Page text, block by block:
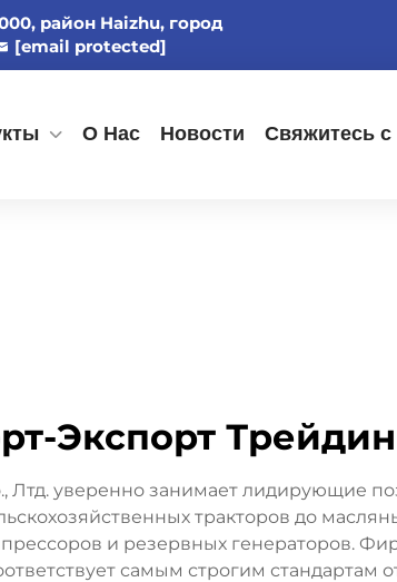
район Haizhu, город
[email protected]
О Нас Новости Свяжитесь с
Экспорт
уверенно занимает лидирующие
тракторов до
и резервных генераторов.
самым строгим стандартам